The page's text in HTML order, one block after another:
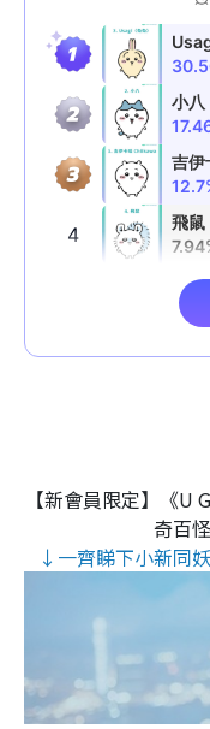
【新會員限定】《U
奇百
↓一齊睇下小新同